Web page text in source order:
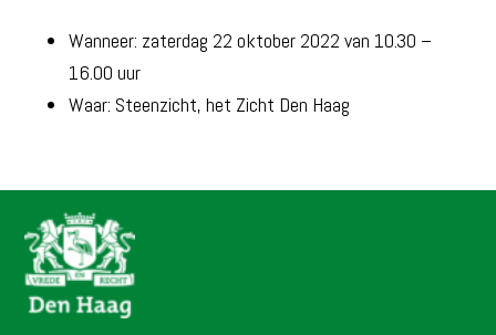
Wanneer: zaterdag 22 oktober 2022 van 10.30 –
16.00 uur
Waar: Steenzicht, het Zicht Den Haag